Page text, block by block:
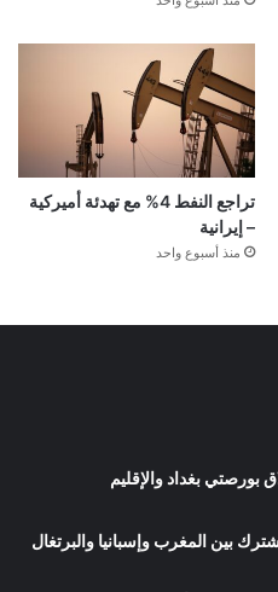
تراجع النفط 4% مع تهدئة أميركية
– إيرانية
منذ أسبوع واحد
بورصتي بغداد والإقليم